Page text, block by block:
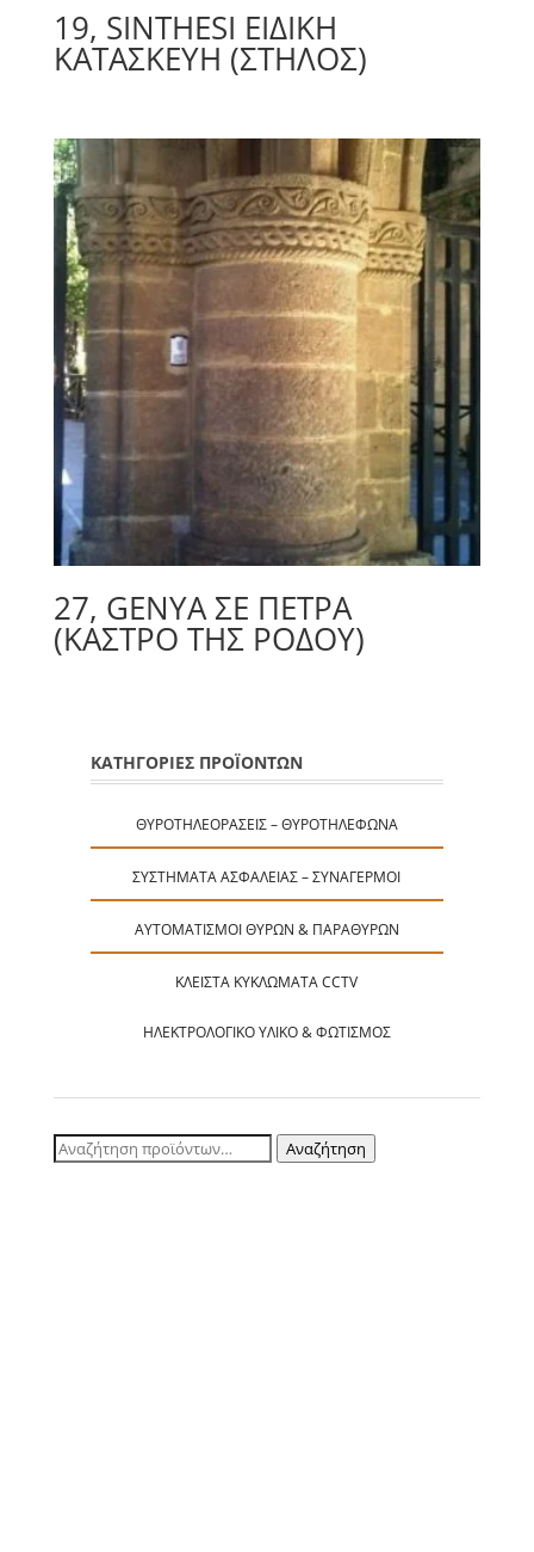
19, SINTHESI ΕΙΔΙΚΉ
ΚΑΤΑΣΚΕΥΉ (ΣΤΉΛΟΣ)
27, GENYA ΣΕ ΠΕΤΡΑ
(ΚΆΣΤΡΟ ΤΗΣ ΡΌΔΟΥ)
ΚΑΤΗΓΟΡΙΕΣ ΠΡΟΪΟΝΤΩΝ
ΘΥΡΟΤΗΛΕΟΡΆΣΕΙΣ – ΘΥΡΟΤΗΛΈΦΩΝΑ
ΣΥΣΤΉΜΑΤΑ ΑΣΦΑΛΕΊΑΣ – ΣΥΝΑΓΕΡΜΟΊ
ΑΥΤΟΜΑΤΙΣΜΟΊ ΘΥΡΏΝ & ΠΑΡΑΘΎΡΩΝ
ΚΛΕΙΣΤΆ ΚΥΚΛΏΜΑΤΑ CCTV
ΗΛΕΚΤΡΟΛΟΓΙΚΌ ΥΛΙΚΌ & ΦΩΤΙΣΜΌΣ
Αναζήτηση
Αναζήτηση